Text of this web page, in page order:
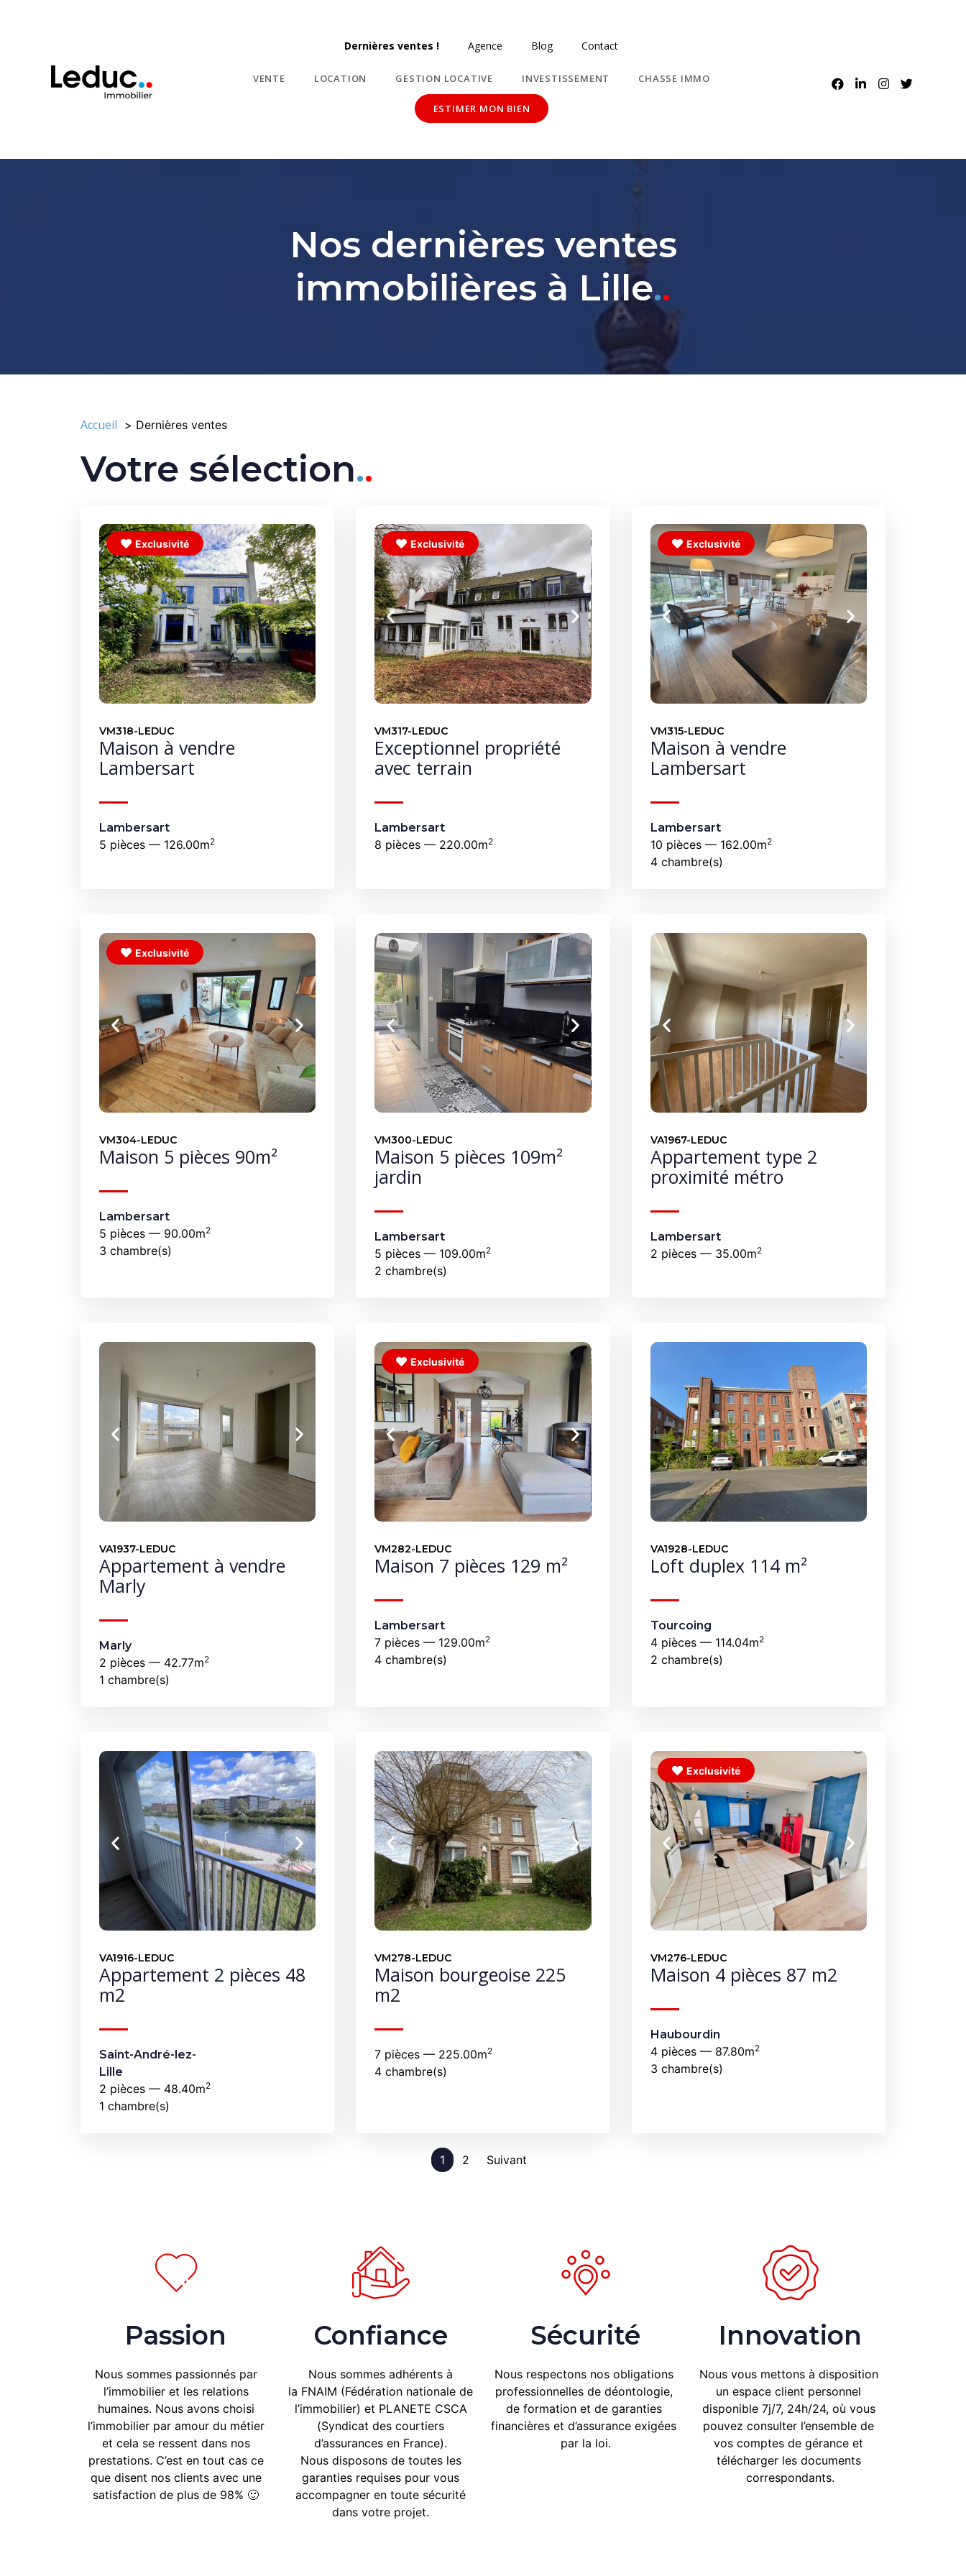
Dernières ventes ! Agence Blog Contact
VENTE LOCATION GESTION LOCATIVE INVESTISSEMENT CHASSE IMMO
ESTIMER MON BIEN
Nos dernières ventes
immobilières à Lille..
Accueil Dernières ventes
Votre sélection..
Exclusivité
VM318-LEDUC
Maison à vendre
Lambersart
Lambersart
5 pièces — 126.00m2
Exclusivité
VM317-LEDUC
Exceptionnel propriété
avec terrain
Lambersart
8 pièces — 220.00m2
Exclusivité
VM315-LEDUC
Maison à vendre
Lambersart
Lambersart
10 pièces — 162.00m2
4 chambre(s)
Exclusivité
VM304-LEDUC
Maison 5 pièces 90m²
Lambersart
5 pièces — 90.00m2
3 chambre(s)
VM300-LEDUC
Maison 5 pièces 109m²
jardin
Lambersart
5 pièces — 109.00m2
2 chambre(s)
VA1967-LEDUC
Appartement type 2
proximité métro
Lambersart
2 pièces — 35.00m2
VA1937-LEDUC
Appartement à vendre
Marly
Marly
2 pièces — 42.77m2
1 chambre(s)
Exclusivité
VM282-LEDUC
Maison 7 pièces 129 m²
Lambersart
7 pièces — 129.00m2
4 chambre(s)
VA1928-LEDUC
Loft duplex 114 m²
Tourcoing
4 pièces — 114.04m2
2 chambre(s)
VA1916-LEDUC
Appartement 2 pièces 48
m2
Saint-André-lez-
Lille
2 pièces — 48.40m2
1 chambre(s)
VM278-LEDUC
Maison bourgeoise 225
m2
7 pièces — 225.00m2
4 chambre(s)
Exclusivité
VM276-LEDUC
Maison 4 pièces 87 m2
Haubourdin
4 pièces — 87.80m2
3 chambre(s)
1 2 Suivant
Passion
Nous sommes passionnés par
l’immobilier et les relations
humaines. Nous avons choisi
l’immobilier par amour du métier
et cela se ressent dans nos
prestations. C’est en tout cas ce
que disent nos clients avec une
satisfaction de plus de 98% 🙂
Confiance
Nous sommes adhérents à
la FNAIM (Fédération nationale de
l’immobilier) et PLANETE CSCA
(Syndicat des courtiers
d’assurances en France).
Nous disposons de toutes les
garanties requises pour vous
accompagner en toute sécurité
dans votre projet.
Sécurité
Nous respectons nos obligations
professionnelles de déontologie,
de formation et de garanties
financières et d’assurance exigées
par la loi.
Innovation
Nous vous mettons à disposition
un espace client personnel
disponible 7j/7, 24h/24, où vous
pouvez consulter l’ensemble de
vos comptes de gérance et
télécharger les documents
correspondants.